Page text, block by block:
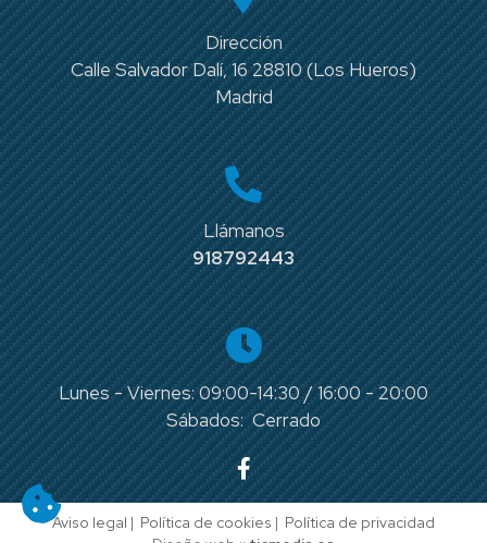
Dirección
Calle Salvador Dalí, 16 28810 (Los Hueros)
Madrid
Llámanos
918792443
Lunes - Viernes: 09:00-14:30 / 16:00 - 20:00
Sábados: Cerrado
Aviso legal | Política de cookies | Política de privacidad